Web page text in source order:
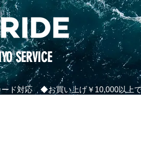
SERVICE
ド対応 ◆お買い上げ￥10,000以上